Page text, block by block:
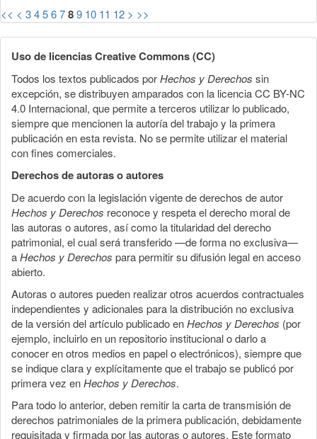
<< < 3456789 10 11 12 > >>
Uso de licencias Creative Commons (CC)
Todos los textos publicados porHechos y Derechos sin
excepción, se distribuyen amparados con la licencia CC BY-NC
4.0 Internacional, que permite a terceros utilizar lo publicado,
siempre que mencionen la autoría del trabajo y la primera
publicación en esta revista. No se permite utilizar el material
con fines comerciales.
Derechos de autoras o autores
De acuerdo con la legislación vigente de derechos de autor
Hechos y Derechos reconoce y respeta el derecho moral de
las autoras o autores, así como la titularidad del derecho
patrimonial, el cual será transferido —de forma no exclusiva—
aHechos y Derechos para permitir su difusión legal en acceso
abierto.
Autoras o autores pueden realizar otros acuerdos contractuales
independientes y adicionales para la distribución no exclusiva
de la versión del artículo publicado enHechos y Derechos (por
ejemplo, incluirlo en un repositorio institucional o darlo a
conocer en otros medios en papel o electrónicos), siempre que
se indique clara y explícitamente que el trabajo se publicó por
primera vez enHechos y Derechos.
Para todo lo anterior, deben remitir la carta de transmisión de
derechos patrimoniales de la primera publicación, debidamente
requisitada y firmada por las autoras o autores. Este formato